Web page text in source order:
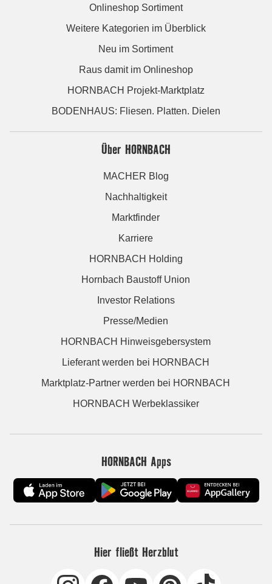
Onlineshop Sortiment
Weitere Kategorien im Überblick
Neu im Sortiment
Raus damit im Onlineshop
HORNBACH Projekt-Marktplatz
BODENHAUS: Fliesen. Platten. Dielen
Über HORNBACH
MACHER Blog
Nachhaltigkeit
Marktfinder
Karriere
HORNBACH Holding
Hornbach Baustoff Union
Investor Relations
Presse/Medien
HORNBACH Hinweisgebersystem
Lieferant werden bei HORNBACH
Marktplatz-Partner werden bei HORNBACH
HORNBACH Werbeklassiker
HORNBACH Apps
Hier fließt Herzblut